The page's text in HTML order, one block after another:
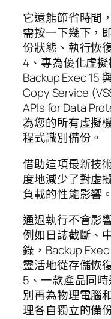
它還能節省時間
需按一下幾下，
份狀態、執行恢
4、專為優化虛
Backup Exec 15
Copy Service
APIs for Data
為您的所有虛擬
程式識別備份。
借助這項最新技
度地減少了對虛
負載的性能影響。
通過執行不會影
例如日誌截斷、
錄，Backup
靈活地從存儲恢
5、一款產品同
別再為物理電腦
理各自獨立的備